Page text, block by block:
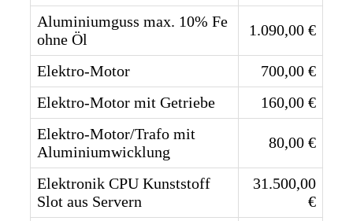
Aluminiumguss max. 10% Fe
ohne Öl
1.090,00 €
Elektro-Motor
700,00 €
Elektro-Motor mit Getriebe
160,00 €
Elektro-Motor/Trafo mit
Aluminiumwicklung
80,00 €
Elektronik CPU Kunststoff
Slot aus Servern
31.500,00
€